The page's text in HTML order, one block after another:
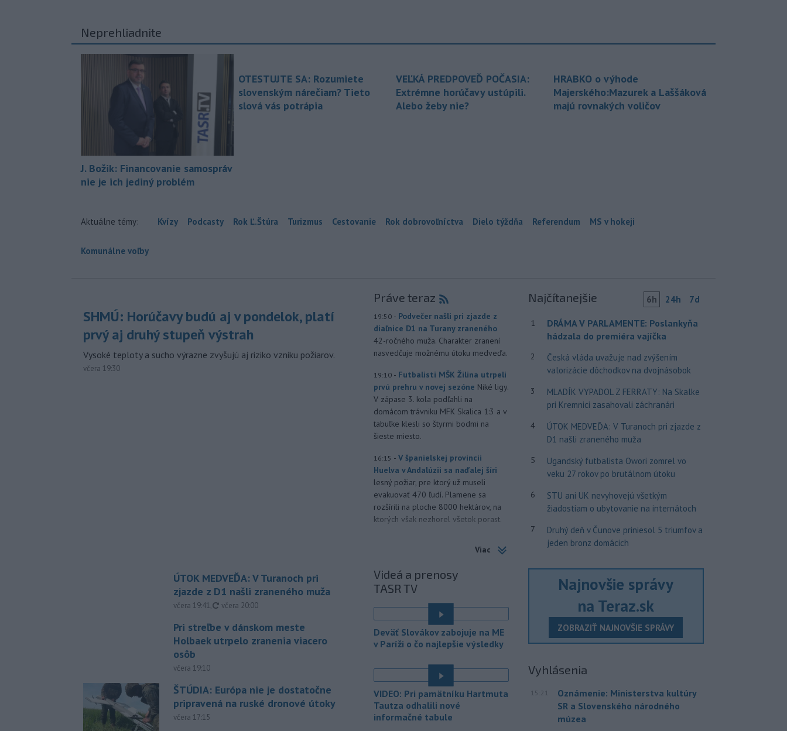
Neprehliadnite
J. Božik: Financovanie samospráv
nie je ich jediný problém
OTESTUJTE SA: Rozumiete
slovenským nárečiam? Tieto
slová vás potrápia
VEĽKÁ PREDPOVEĎ POČASIA:
Extrémne horúčavy ustúpili.
Alebo žeby nie?
HRABKO o výhode
Majerského:Mazurek a Laššáková
majú rovnakých voličov
Aktuálne témy: Kvízy Podcasty Rok Ľ.Štúra Turizmus Cestovanie Rok dobrovoľníctva Dielo týždňa Referendum MS v hokeji
Komunálne voľby
SHMÚ: Horúčavy budú aj v pondelok, platí
prvý aj druhý stupeň výstrah
Vysoké teploty a sucho výrazne zvyšujú aj riziko vzniku požiarov.
včera 19:30
ÚTOK MEDVEĎA: V Turanoch pri
zjazde z D1 našli zraneného muža
včera 19:41, aktualizované
včera 20:00
Pri streľbe v dánskom meste
Holbaek utrpelo zranenia viacero
osôb
včera 19:10
ŠTÚDIA: Európa nie je dostatočne
pripravená na ruské dronové útoky
včera 17:15
Práve teraz
19:50 - Podvečer našli pri zjazde z
diaľnice D1 na Turany zraneného
42-ročného muža. Charakter zranení
nasvedčuje možnému útoku medveďa.
19:10 - Futbalisti MŠK Žilina utrpeli
prvú prehru v novej sezóne Niké ligy.
V zápase 3. kola podľahli na
domácom trávniku MFK Skalica 1:3 a v
tabuľke klesli so štyrmi bodmi na
šieste miesto.
16:15 - V španielskej provincii
Huelva v Andalúzii sa naďalej šíri
lesný požiar, pre ktorý už museli
evakuovať 470 ľudí. Plamene sa
rozšírili na ploche 8000 hektárov, na
ktorých však nezhorel všetok porast.
civilistov zasiahnutých vojnou v
Sudáne, v ktorej zahynuli desaťtisíce
ľudí a milióny sú vysídlené.
- Slovenské hádzanárky do 18
rokov obsadili na MS v Rumunsku
konečné 6. miesto. V nedeľnom súboji
31:37. Napriek prehre však dosiahli
najlepšie umiestnenie Slovenska v
histórii MS tejto vekovej kategórie.
14:01 - Talianski potápači objavili
Viac
Videá a prenosy
TASR TV
Deväť Slovákov zabojuje na ME
v Paríži o čo najlepšie výsledky
VIDEO: Pri pamätníku Hartmuta
Tautza odhalili nové
informačné tabule
Najčítanejšie 6h 24h 7d
1
DRÁMA V PARLAMENTE: Poslankyňa
hádzala do premiéra vajíčka
2
Česká vláda uvažuje nad zvýšením
valorizácie dôchodkov na dvojnásobok
3
MLADÍK VYPADOL Z FERRATY: Na Skalke
pri Kremnici zasahovali záchranári
4
ÚTOK MEDVEĎA: V Turanoch pri zjazde z
D1 našli zraneného muža
5
Ugandský futbalista Owori zomrel vo
veku 27 rokov po brutálnom útoku
6
STU ani UK nevyhovejú všetkým
žiadostiam o ubytovanie na internátoch
7
Druhý deň v Čunove priniesol 5 triumfov a
jeden bronz domácich
Najnovšie správy
na Teraz.sk
ZOBRAZIŤ NAJNOVŠIE SPRÁVY
Vyhlásenia
15:21
Oznámenie: Ministerstva kultúry
SR a Slovenského národného
múzea